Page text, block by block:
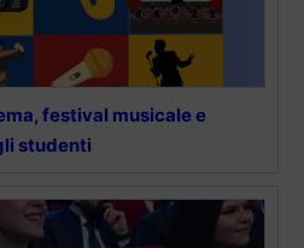
festival musicale e
studenti